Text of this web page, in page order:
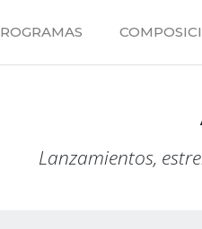
Lanzamientos,